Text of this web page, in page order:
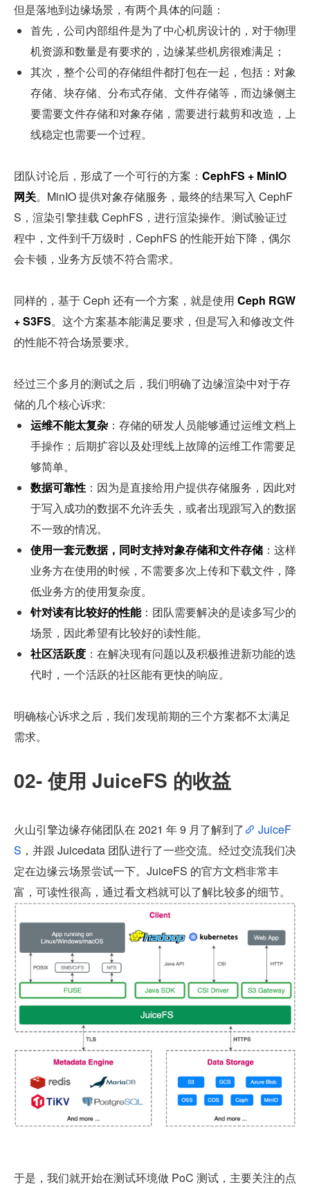
但是落地到边缘场景，有两个具体的问题：
首先，公司内部组件是为了中心机房设计的，对于物理
机资源和数量是有要求的，边缘某些机房很难满足；
其次，整个公司的存储组件都打包在一起，包括：对象
存储、块存储、分布式存储、文件存储等，而边缘侧主
要需要文件存储和对象存储，需要进行裁剪和改造，上
线稳定也需要一个过程。
团队讨论后，形成了一个可行的方案： CephFS + MinIO
网关。MinIO 提供对象存储服务，最终的结果写入 CephF
S，渲染引擎挂载 CephFS，进行渲染操作。测试验证过
程中，文件到千万级时，CephFS 的性能开始下降，偶尔
会卡顿，业务方反馈不符合需求。
同样的，基于 Ceph 还有一个方案，就是使用 Ceph RGW
+ S3FS。这个方案基本能满足要求，但是写入和修改文件
的性能不符合场景要求。
经过三个多月的测试之后，我们明确了边缘渲染中对于存
储的几个核心诉求:
运维不能太复杂 ：存储的研发人员能够通过运维文档上
手操作；后期扩容以及处理线上故障的运维工作需要足
够简单。
数据可靠性 ：因为是直接给用户提供存储服务，因此对
于写入成功的数据不允许丢失，或者出现跟写入的数据
不一致的情况。
使用一套元数据，同时支持对象存储和文件存储 ：这样
业务方在使用的时候，不需要多次上传和下载文件，降
低业务方的使用复杂度。
针对读有比较好的性能：团队需要解决的是读多写少的
场景，因此希望有比较好的读性能。
社区活跃度 ：在解决现有问题以及积极推进新功能的迭
代时，一个活跃的社区能有更快的响应。
明确核心诉求之后，我们发现前期的三个方案都不太满足
需求。
02- 使用 JuiceFS 的收益
火山引擎边缘存储团队在 2021 年 9 月了解到了
JuiceF
S ，并跟 Juicedata 团队进行了一些交流。经过交流我们决
定在边缘云场景尝试一下。JuiceFS 的官方文档非常丰
富，可读性很高，通过看文档就可以了解比较多的细节。
于是，我们就开始在测试环境做 PoC 测试，主要关注的点